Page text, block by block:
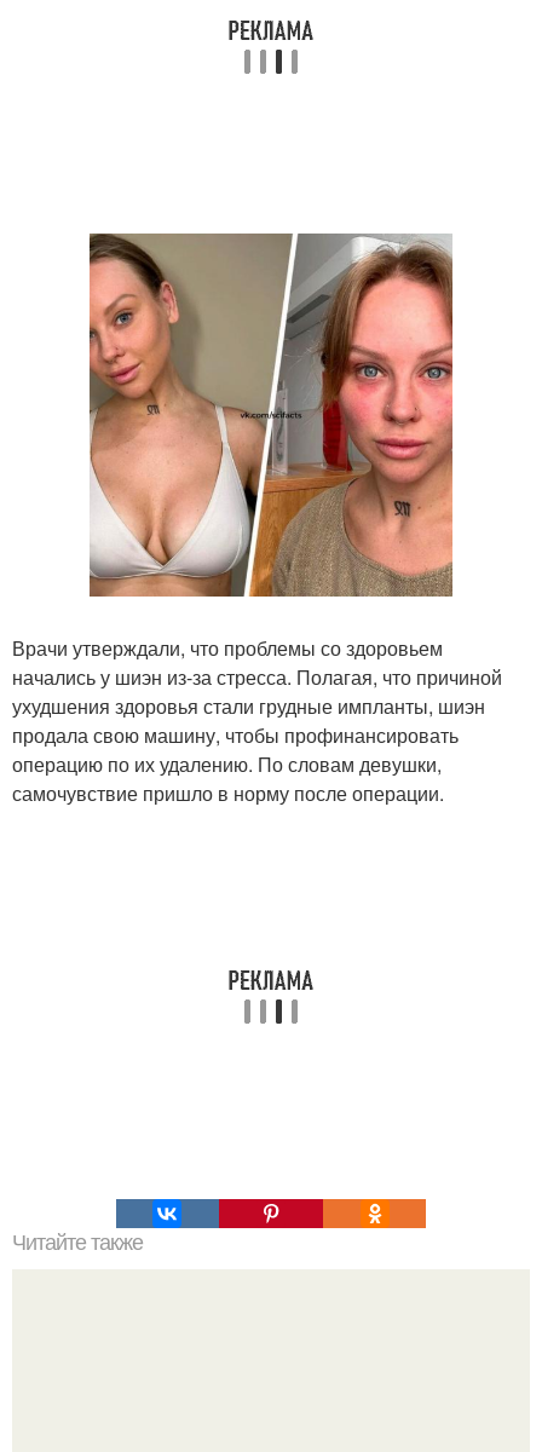
Врачи утверждали, что проблемы со здоровьем
начались у шиэн из-за стресса. Полагая, что причиной
ухудшения здоровья стали грудные импланты, шиэн
продала свою машину, чтобы профинансировать
операцию по их удалению. По словам девушки,
самочувствие пришло в норму после операции.
Читайте также